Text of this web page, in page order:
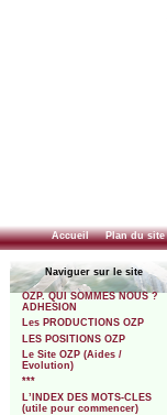
Accueil Plan du site
Naviguer sur le site
OZP. QUI SOMMES NOUS ?
ADHESION
Les PRODUCTIONS OZP
LES POSITIONS OZP
Le Site OZP (Aides /
Evolution)
***
L’INDEX DES MOTS-CLES
(utile pour commencer)